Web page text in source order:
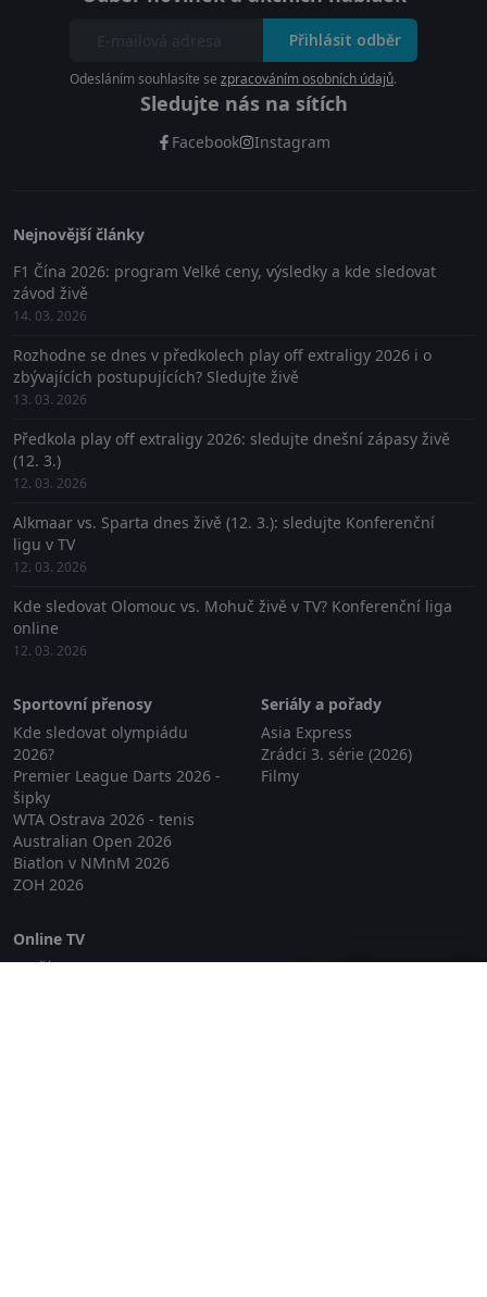
Přihlásit odběr
Odesláním souhlasíte se zpracováním osobních údajů.
Sledujte nás na sítích
Facebook Instagram
Nejnovější články
F1 Čína 2026: program Velké ceny, výsledky a kde sledovat
závod živě
14. 03. 2026
Rozhodne se dnes v předkolech play off extraligy 2026 i o
zbývajících postupujících? Sledujte živě
13. 03. 2026
Předkola play off extraligy 2026: sledujte dnešní zápasy živě
(12. 3.)
12. 03. 2026
Alkmaar vs. Sparta dnes živě (12. 3.): sledujte Konferenční
ligu v TV
12. 03. 2026
Kde sledovat Olomouc vs. Mohuč živě v TV? Konferenční liga
online
12. 03. 2026
Sportovní přenosy
Kde sledovat olympiádu
2026?
Premier League Darts 2026 -
šipky
WTA Ostrava 2026 - tenis
Australian Open 2026
Biatlon v NMnM 2026
ZOH 2026
Seriály a pořady
Asia Express
Zrádci 3. série (2026)
Filmy
Online TV
Lepší.TV